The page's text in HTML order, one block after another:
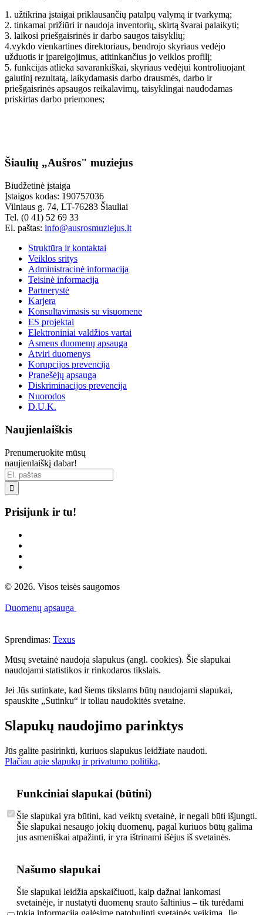
1. užtikrina įstaigai priklausančių patalpų valymą ir tvarkymą;
2. tinkamai prižiūri ir naudoja inventorių, skirtą švarai palaikyti;
3. laikosi priešgaisrinės ir darbo saugos taisyklių;
4.vykdo vienkartines direktoriaus, bendrojo skyriaus vedėjo
užduotis ir įpareigojimus, atitinkančius jo veiklos profilį;
5. funkcijas atlieka savarankiškai, skyriaus vedėjui kontroliuojant
galutinį rezultatą, laikydamasis darbo drausmės, darbo ir
priešgaisrinės apsaugos reikalavimų, taisyklingai naudodamas
priskirtas darbo priemones;
Šiaulių „Aušros" muziejus
Biudžetinė įstaiga
Įstaigos kodas: 190757036
Vilniaus g. 74, LT-76283 Šiauliai
Tel. (0 41) 52 69 33
El. paštas: info@ausrosmuziejus.lt
Struktūra ir kontaktai
Veiklos sritys
Administracinė informacija
Teisinė informacija
Partnerystė
Karjera
Konsultavimasis su visuomene
ES projektai
Elektroniniai valdžios vartai
Asmens duomenų apsauga
Atviri duomenys
Korupcijos prevencija
Pranešėjų apsauga
Diskriminacijos prevencija
Nuorodos
D.U.K.
Naujienlaiškis
Prenumeruokite mūsų
naujienlaiškį dabar!

Prisijunk ir tu!
© 2026. Visos teisės saugomos
Duomenų apsauga
Sprendimas: Texus
Mūsų svetainė naudoja slapukus (angl. cookies). Šie slapukai
naudojami statistikos ir rinkodaros tikslais.
Jei Jūs sutinkate, kad šiems tikslams būtų naudojami slapukai,
spauskite „Sutinku“ ir toliau naudokitės svetaine.
Slapukų naudojimo parinktys
Jūs galite pasirinkti, kuriuos slapukus leidžiate naudoti.
Plačiau apie slapukų ir privatumo politiką.
Funkciniai slapukai (būtini)
Šie slapukai yra būtini, kad veiktų svetainė, ir negali būti išjungti.
Šie slapukai nesaugo jokių duomenų, pagal kuriuos būtų galima
jus asmeniškai atpažinti, ir yra ištrinami išėjus iš svetainės.
Našumo slapukai
Šie slapukai leidžia apskaičiuoti, kaip dažnai lankomasi
svetainėje, ir nustatyti duomenų srauto šaltinius – tik turėdami